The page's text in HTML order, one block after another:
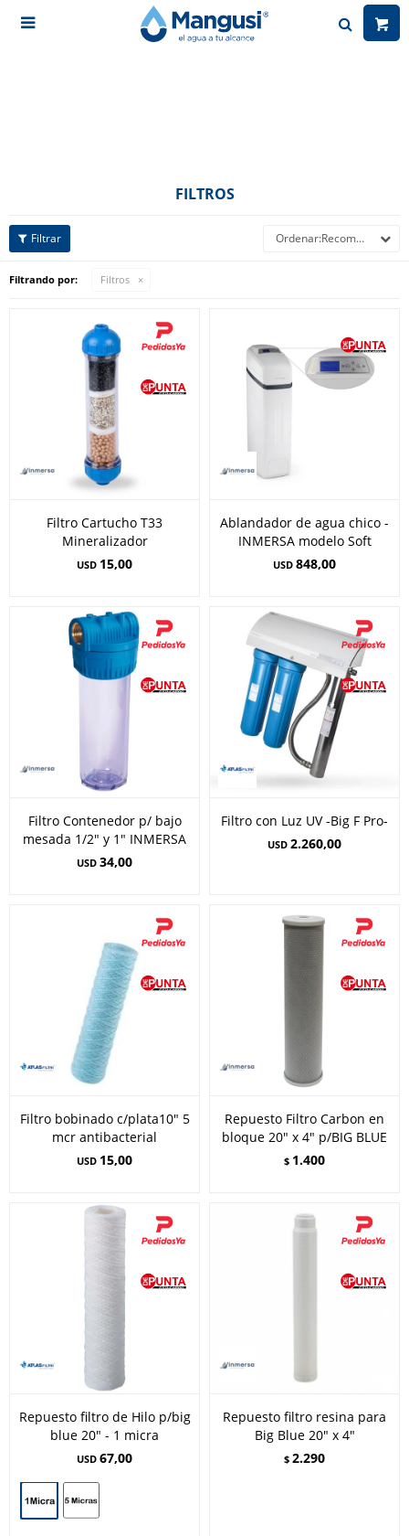

FILTROS
Recomendados
Filtrando por: Filtros
Filtro Cartucho T33
Mineralizador
USD 15,00
Ablandador de agua chico -
INMERSA modelo Soft
USD 848,00
Filtro Contenedor p/ bajo
mesada 1/2" y 1" INMERSA
USD 34,00
Filtro con Luz UV -Big F Pro-
USD 2.260,00
Filtro bobinado c/plata10" 5
mcr antibacterial
USD 15,00
Repuesto Filtro Carbon en
bloque 20" x 4" p/BIG BLUE
$ 1.400
Repuesto filtro de Hilo p/big
blue 20" - 1 micra
USD 67,00
Repuesto filtro resina para
Big Blue 20" x 4"
$ 2.290